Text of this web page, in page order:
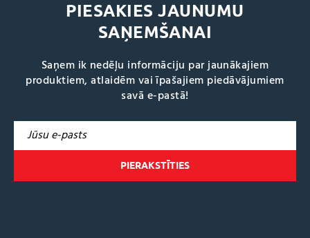
PIESAKIES JAUNUMU
SAŅEMŠANAI
Saņem ik nedēļu informāciju par jaunākajiem
produktiem, atlaidēm vai īpašajiem piedāvājumiem
savā e-pastā!